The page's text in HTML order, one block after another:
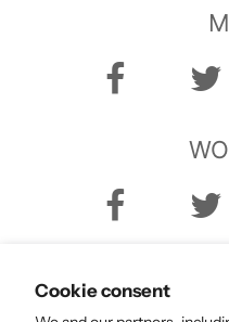
Cookie consent